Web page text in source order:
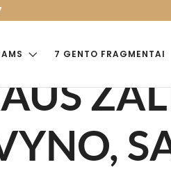
7 GENTO FRAGMENTAI